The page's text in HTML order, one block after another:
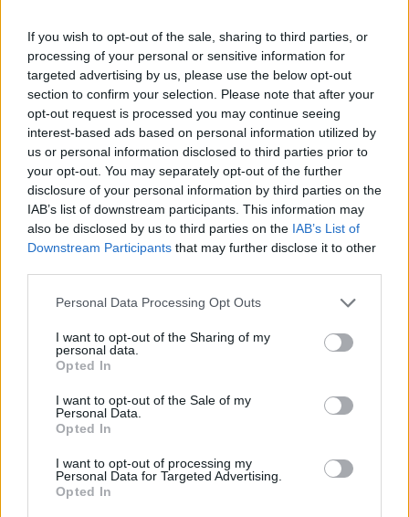
If you wish to opt-out of the sale, sharing to third parties, or
processing of your personal or sensitive information for
targeted advertising by us, please use the below opt-out
section to confirm your selection. Please note that after your
opt-out request is processed you may continue seeing
interest-based ads based on personal information utilized by
us or personal information disclosed to third parties prior to
your opt-out. You may separately opt-out of the further
disclosure of your personal information by third parties on the
IAB’s list of downstream participants. This information may
also be disclosed by us to third parties on the IAB’s List of
Downstream Participants that may further disclose it to other
Please note that this website/app uses one or more Google
not limited to your visit or usage behaviour. You may click to
grant or deny consent to Google and its third-party tags to
use your data for below specified purposes in below Google
consent section.
Personal Data Processing Opt Outs
I want to opt-out of the Sharing of my
personal data.
Opted In
I want to opt-out of the Sale of my
Personal Data.
Opted In
I want to opt-out of processing my
Personal Data for Targeted Advertising.
Opted In
GENTE
Bárbara Rey sobre su asistencia al
Senado: «Voy a ir»
Bárbara Rey ha asegurado a Isabel Rábago, que…
GENTE